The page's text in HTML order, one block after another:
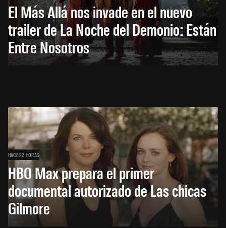
El Más Allá nos invade en el nuevo
trailer de La Noche del Demonio: Están
Entre Nosotros
HACE 22 HORAS
HBO Max prepara el primer
documental autorizado de Las chicas
Gilmore